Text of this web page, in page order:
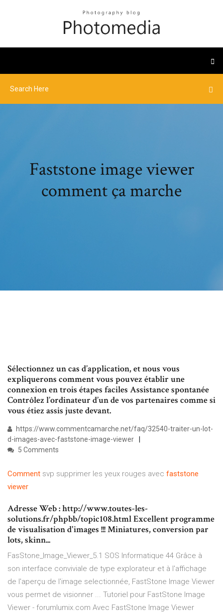
Faststone image viewer
comment ça marche
Sélectionnez un cas d’application, et nous vous
expliquerons comment vous pouvez établir une
connexion en trois étapes faciles Assistance spontanée
Contrôlez l’ordinateur d’un de vos partenaires comme si
vous étiez assis juste devant.
https://www.commentcamarche.net/faq/32540-traiter-un-lot-
d-images-avec-faststone-image-viewer
5 Comments
Comment svp supprimer les yeux rouges avec faststone
viewer
Adresse Web : http://www.toutes-les-
solutions.fr/phpbb/topic108.html Excellent programme
de visualisation d'images !!! Miniatures, conversion par
lots, skinn...
FasStone_Image_Viewer_5.1 SOS Informatique 44 Grâce à
son interface conviviale de type explorateur et à l'affichage
de l'aperçu de l'image selectionnée, FastStone Image Viewer
vous permet de visionner ... Tutoriel pour FastStone Image
Viewer - forumlumix.com Avec FastStone Image Viewer